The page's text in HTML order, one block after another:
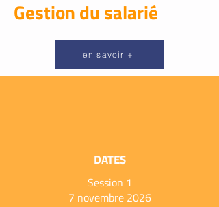
Gestion du salarié
en savoir +
DATES
Session 1
7 novembre 2026